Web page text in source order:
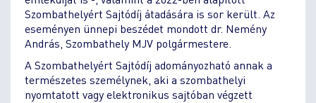
Szombathelyért Sajtódíj átadására is sor került. Az
eseményen ünnepi beszédet mondott dr. Nemény
András, Szombathely MJV polgármestere.
A Szombathelyért Sajtódíj adományozható annak a
természetes személynek, aki a szombathelyi
nyomtatott vagy elektronikus sajtóban végzett